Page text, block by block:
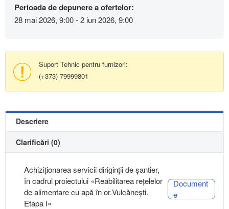
Perioada de depunere a ofertelor:
28 mai 2026, 9:00 - 2 iun 2026, 9:00
Suport Tehnic pentru furnizori:
(+373) 79999801
Descriere
Clarificări (0)
Achiziţionarea servicii diriginţii de şantier,
în cadrul proiectului «Reabilitarea rețelelor
de alimentare cu apă în or.Vulcănești.
Etapa I»
Document
e